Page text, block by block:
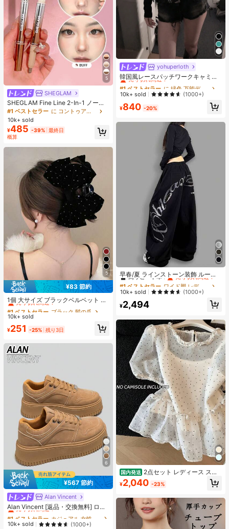
5
SHEGLAM
SHEGLAM Fine Line 2-In-1 ノーズ
コンター&ハイライトペン-Buff ノー
ズシャドウ シェーディング 女性と女
の子のためのブランドビューティー
コスメメイクアップ
#1 ベストセラー
に コントゥア＆ブロンザー
10k+ sold
¥485 -39% 最終日
概算
5
¥83 節約
1個 大サイズ ブラックベルベット リ
ボン ヘアクリップ クリスタルライン
ストーン装飾付き、エレガントな二
ィース用
#1 ベストセラー ブラック 髪の爪
売り切れ間近！
#1 ベストセラー
ブラック 髪の爪
売り切れ間近！
#1 ベストセラー
ブラック 髪の爪
売り切れ間近！
#1 ベストセラー ブラック 髪の爪
売り切れ間近！
10k+ sold
¥251 -25% 残り3日
6
¥567 節約
Alan Vincent
Alan Vincent [返品・交換無料] ロー
カット レースアップシューズ、厚底
カジュアルスニーカー、快適でファ
#1 ベストセラー
売り切れ間近！
#1 ベストセラー
売り切れ間近！
#1 ベストセラー
売り切れ間近！
10k+ sold (1000+)
yohuperloth
韓国風レースパッチワークキャミソ
ールタンクトップ、Y2Kエステティ
ック、ストリートウェアカジュアル
サマー
#1 ベストセラー
売り切れ間近！
#1 ベストセラー
売り切れ間近！
#1 ベストセラー
売り切れ間近！
#1 ベストセラー
売り切れ間近！
10k+ sold (1000+)
¥840 -20%
早春/夏 ラインストーン装飾 ルーズ
フィット リラックス ジャズダンス
ワイドレッグ カジュアルパンツ レデ
ィース、レトロアメリカンスタイル
ブラック、Y2Kエステティック
#1 ベストセラー
高リピート率
売り切れ間近！
#1 ベストセラー
高リピート率
売り切れ間近！
#1 ベストセラー
高リピート率
売り切れ間近！
#1 ベストセラー
高リピート率
売り切れ間近！
10k+ sold (1000+)
¥2,494
国内発送 2点セット レディース スイ
ートスタイル 水玉模様 メッシュ フ
リル パフスリーブ クロップトップ
ップス 半袖 ドット柄 ショート丈 透
け感 シースルー ガーリー 大人可愛
い フェミニン 春夏
¥2,040 -23%